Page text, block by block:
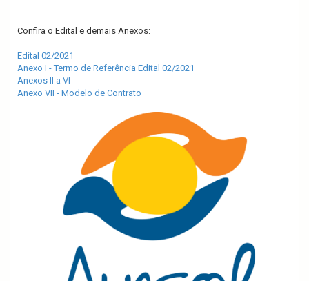
Confira o Edital e demais Anexos:
Edital 02/2021
Anexo I - Termo de Referência Edital 02/2021
Anexos II a VI
Anexo VII - Modelo de Contrato